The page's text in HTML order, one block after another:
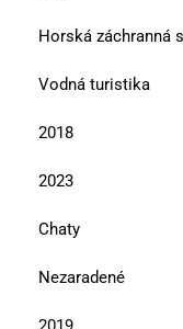
Horská záchranná
Vodná turistika
2018
2023
Chaty
Nezaradené